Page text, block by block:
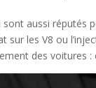
sont aussi réputés
sur les V8 ou
des voitures